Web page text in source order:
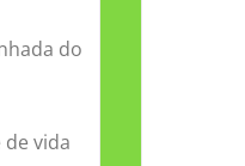
do
vida